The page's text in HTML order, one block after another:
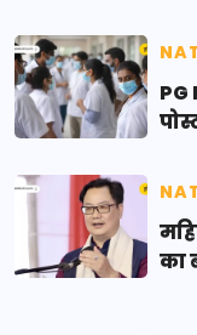
का